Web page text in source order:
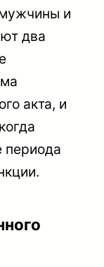
и
два
акта, и
периода